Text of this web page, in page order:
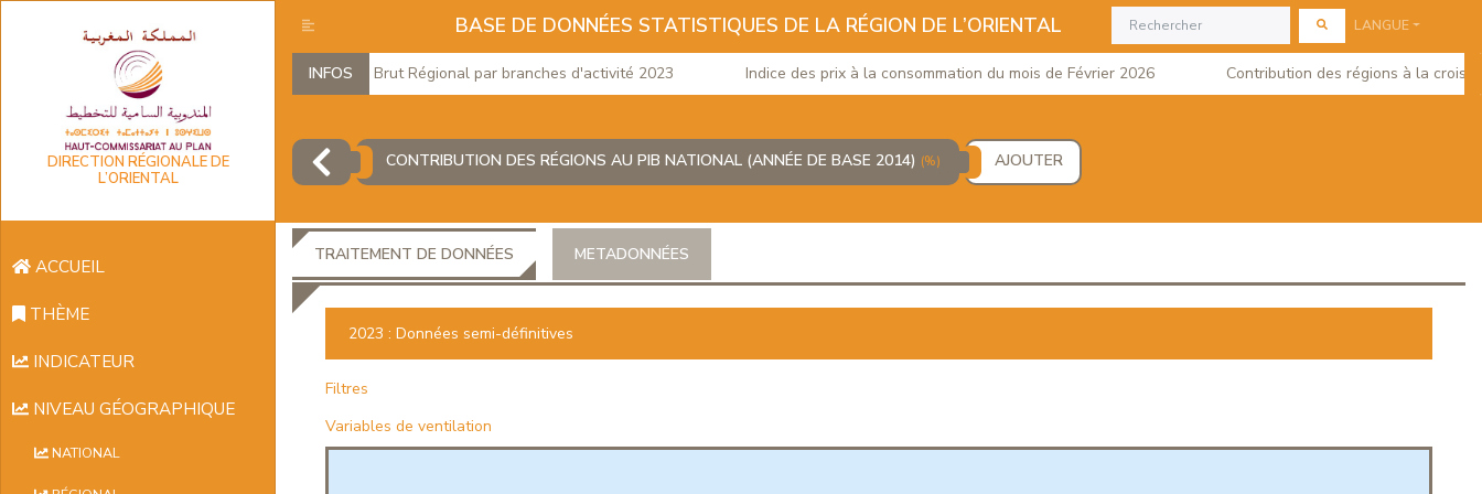
DIRECTION RÉGIONALE DE
L’ORIENTAL
ACCUEIL
THÈME
INDICATEUR
NIVEAU GÉOGRAPHIQUE
NATIONAL
BASE DE DONNÉES STATISTIQUES DE LA RÉGION DE L’ORIENTAL LANGUE
INFOS
Produit Intérieur Brut Régional par branches d'activité 2023 Indice des prix à la consommation du mois de Février 2026 Contribution des régions à la
CONTRIBUTION DES RÉGIONS AU PIB NATIONAL (ANNÉE DE BASE 2014) (%) AJOUTER
TRAITEMENT DE DONNÉES METADONNÉES
2023 : Données semi-définitives
Filtres
Variables de ventilation